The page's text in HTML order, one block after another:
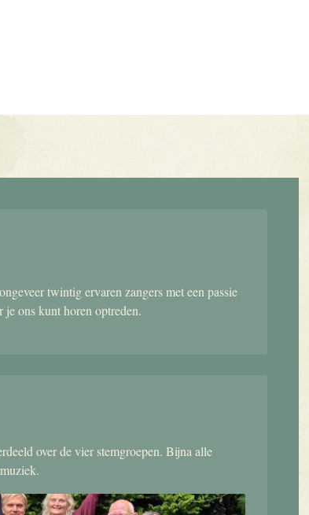
twintig ervaren zangers met een passie
ons kunt horen optreden.
over de vier stemgroepen. Bijna alle